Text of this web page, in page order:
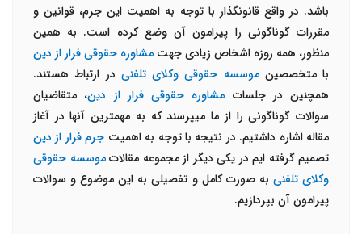
باشد. در واقع قانونگذار با توجه به اهمیت این جرم، قوانین و
مقررات گوناگونی را پیرامون آن وضع کرده است. به همین
منظور، همه روزه اشخاص زیادی جهت مشاوره حقوقی فرار از دین
با متخصصینموسسه حقوقی وکلای تلفنی در ارتباط هستند.
همچنین در جلسات مشاوره حقوقی فرار از دین، متقاضیان
سوالات گوناگونی را از ما میپرسند که به مهمترین آنها در آغاز
مقاله اشاره داشتیم. در نتیجه با توجه به اهمیت جرم فرار از دین
تصمیم گرفته ایم در یکی دیگر از مجموعه مقالاتموسسه حقوقی
وکلای تلفنی به صورت کامل و تفصیلی به این موضوع و سوالات
پیرامون آن بپردازیم.